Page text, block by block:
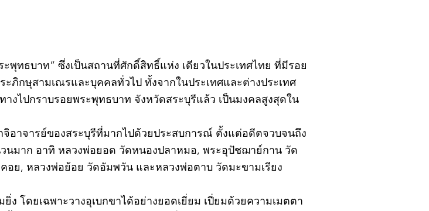
พุทธบาท” ซึ่งเป็นสถานที่ศักดิ์สิทธิ์แห่ง เดียวในประเทศไทย ที่มีรอย
ภิกษุสามเณรและบุคคลทั่วไป ทั้งจากในประเทศและต่างประเทศ
างไปกราบรอยพระพุทธบาท จังหวัดสระบุรีแล้ว เป็นมงคลสูงสุดใน
อาจารย์ของสระบุรีที่มากไปด้วยประสบการณ์ ตั้งแต่อดีตจวบจนถึง
นมาก อาทิ หลวงพ่อยอด วัดหนองปลาหมอ, พระอุปัชฌาย์กาน วัด
ย, หลวงพ่อย้อย วัดอัมพวัน และหลวงพ่อตาบ วัดมะขามเรียง
โดยเฉพาะวางอุเบกขาได้อย่างยอดเยี่ยม เปี่ยมด้วยความเมตตา